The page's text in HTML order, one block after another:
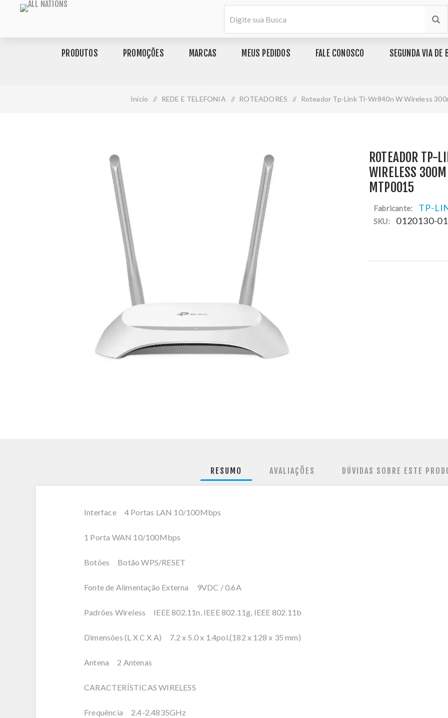
PRODUTOS PROMOÇÕES MARCAS MEUS PEDIDOS FALE CONOSCO SEGUNDA VIA DE
Início / REDE E TELEFONIA / ROTEADORES / Roteador Tp-Link Tl-Wr840n W Wireless
ROTEADOR TP-
WIRELESS
MTP0015
Fabricante: TP-
SKU: 0120130-01
RESUMO AVALIAÇÕES DÚVIDAS SOBRE ESTE
Interface 4 Portas LAN 10/100Mbps
1 Porta WAN 10/100Mbps
Botões Botão WPS/RESET
Fonte de Alimentação Externa 9VDC / 0.6A
Padrões Wireless IEEE 802.11n, IEEE 802.11g, IEEE 802.11b
Dimensões (L X C X A) 7.2 x 5.0 x 1.4pol.(182 x 128 x 35 mm)
Antena 2 Antenas
CARACTERÍSTICAS WIRELESS
Frequência 2.4-2.4835GHz